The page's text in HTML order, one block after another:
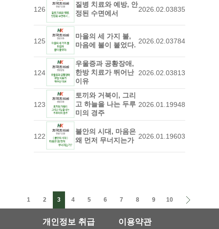
126
질병 치료와 예방, 안
정된 수면에서
2026.02.03835
125
마을의 세 가지 불,
마음에 불이 붙었다. 2026.02.03784
124
우울증과 공황장애,
한방 치료가 뛰어난
이유
2026.02.03813
123
토끼와 거북이, 그리
고 하늘을 나는 두루
미의 경주
2026.01.19948
122
불안의 시대, 마음은
왜 먼저 무너지는가
2026.01.19603
1 2 3 4 5 6 7 8 9 10
개인정보 취급
이용약관